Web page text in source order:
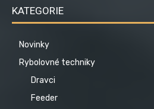
KATEGORIE
Novinky
Rybolovné techniky
Dravci
Feeder